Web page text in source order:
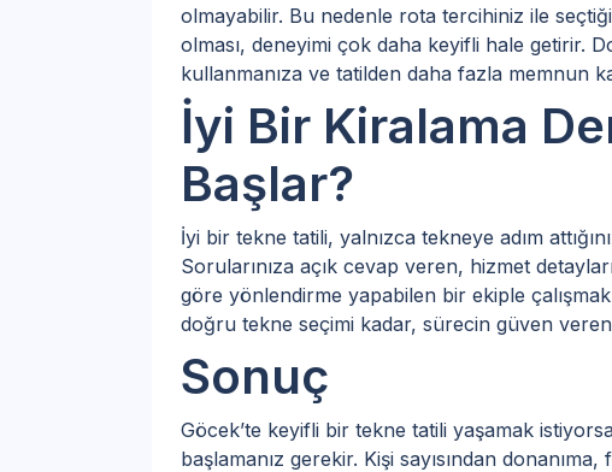
olmayabilir. Bu nedenle rota tercihiniz ile
olması, deneyimi çok daha keyifli hale getirir.
kullanmanıza ve tatilden daha fazla memnun
İyi Bir Kiralama
Başlar?
İyi bir tekne tatili, yalnızca tekneye adım
Sorularınıza açık cevap veren, hizmet
göre yönlendirme yapabilen bir ekiple
doğru tekne seçimi kadar, sürecin güven
Sonuç
Göcek’te keyifli bir tekne tatili yaşamak
başlamanız gerekir. Kişi sayısından